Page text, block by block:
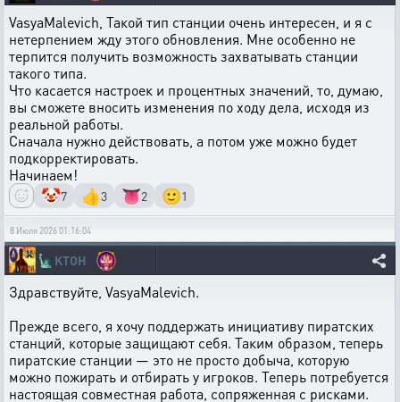
VasyaMalevich, Такой тип станции очень интересен, и я с
нетерпением жду этого обновления. Мне особенно не
терпится получить возможность захватывать станции
такого типа.
Что касается настроек и процентных значений, то, думаю,
вы сможете вносить изменения по ходу дела, исходя из
реальной работы.
Сначала нужно действовать, а потом уже можно будет
подкорректировать.
Начинаем!
🤡7 👍3 👅2 🙂1
8 Июля 2026 01:16:04
🗽 KTOH
Здравствуйте, VasyaMalevich.
Прежде всего, я хочу поддержать инициативу пиратских
станций, которые защищают себя. Таким образом, теперь
пиратские станции — это не просто добыча, которую
можно пожирать и отбирать у игроков. Теперь потребуется
настоящая совместная работа, сопряженная с рисками.